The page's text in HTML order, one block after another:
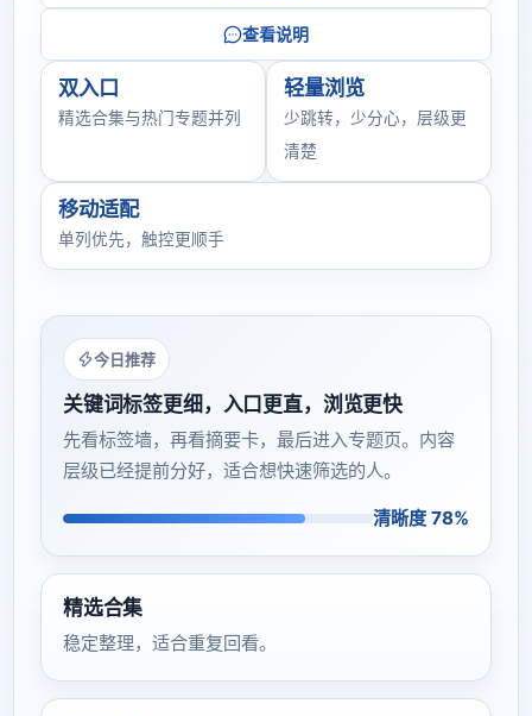
查看说明
双入口
精选合集与热门专题并列
轻量浏览
少跳转，少分心，层级更
清楚
移动适配
单列优先，触控更顺手
今日推荐
关键词标签更细，入口更直，浏览更快
先看标签墙，再看摘要卡，最后进入专题页。内容
层级已经提前分好，适合想快速筛选的人。
清晰度 78%
精选合集
稳定整理，适合重复回看。